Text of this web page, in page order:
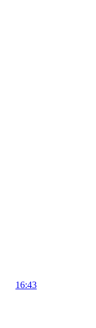
16:43